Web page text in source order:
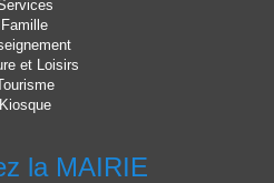
Famille
et Loisirs
Kiosque
la MAIRIE